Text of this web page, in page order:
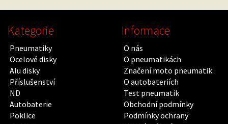
Kategorie
Pneumatiky
Ocelové disky
Alu disky
Příslušenství
ND
Autobaterie
Poklice
Informace
O nás
O pneumatikách
Značení moto pneumatik
O autobateriích
Test pneumatik
Obchodní podmínky
Podmínky ochrany